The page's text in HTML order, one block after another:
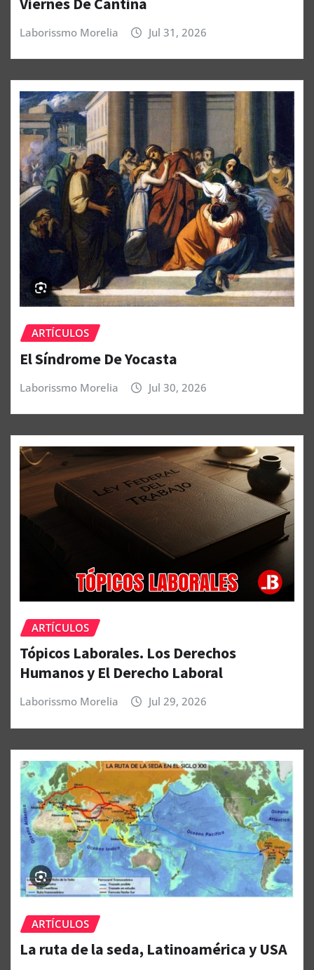
Laborissmo Morelia Jul 31, 2026
ARTÍCULOS
El Síndrome De Yocasta
Laborissmo Morelia Jul 30, 2026
ARTÍCULOS
Tópicos Laborales. Los Derechos
Humanos y El Derecho Laboral
Laborissmo Morelia Jul 29, 2026
ARTÍCULOS
La ruta de la seda, Latinoamérica y USA